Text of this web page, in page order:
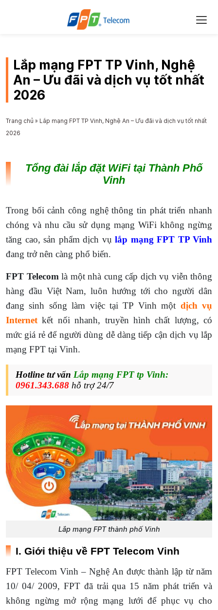
Lắp mạng FPT TP Vinh, Nghệ
An – Ưu đãi và dịch vụ tốt nhất
2026
Trang chủ » Lắp mạng FPT TP Vinh, Nghệ An – Ưu đãi và dịch vụ tốt nhất
2026
Tổng đài lắp đặt WiFi tại Thành Phố
Vinh
Trong bối cảnh công nghệ thông tin phát triển nhanh
chóng và nhu cầu sử dụng mạng WiFi không ngừng
tăng cao, sản phẩm dịch vụ lắp mạng FPT TP Vinh
đang trở nên càng phổ biến.
FPT Telecom là một nhà cung cấp dịch vụ viễn thông
hàng đầu Việt Nam, luôn hướng tới cho người dân
đang sinh sống làm việc tại TP Vinh một dịch vụ
Internet kết nối nhanh, truyền hình chất lượng, có
mức giá rẻ để người dùng dễ dàng tiếp cận dịch vụ lắp
mạng FPT tại Vinh.
Hotline tư vấn Lắp mạng FPT tp Vinh:
0961.343.688 hỗ trợ 24/7
Lắp mạng FPT thành phố Vinh
I. Giới thiệu về FPT Telecom Vinh
FPT Telecom Vinh – Nghệ An được thành lập từ năm
10/ 04/ 2009, FPT đã trải qua 15 năm phát triển và
không ngừng mở rộng mạng lưới để phục vụ cho